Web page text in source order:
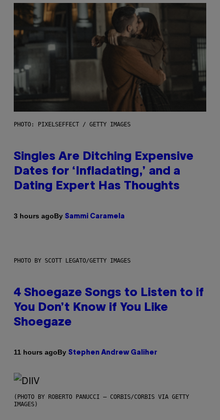
PHOTO: PIXELSEFFECT / GETTY IMAGES
Singles Are Ditching Expensive
Dates for ‘Infladating,’ and a
Dating Expert Has Thoughts
3 hours agoBy Sammi Caramela
PHOTO BY SCOTT LEGATO/GETTY IMAGES
4 Shoegaze Songs to Listen to if
You Don’t Know if You Like
Shoegaze
11 hours agoBy Stephen Andrew Galiher
(PHOTO BY ROBERTO PANUCCI – CORBIS/CORBIS VIA GETTY
IMAGES)